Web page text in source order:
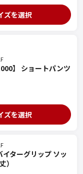
ズを選択
】 ショートパンツ
ズを選択
ターグリップ ソッ
）